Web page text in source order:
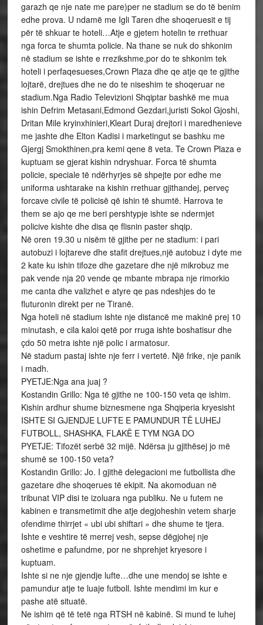
garazh qe nje nate me pare)per ne stadium se do të benim
edhe prova. U ndamë me Igli Taren dhe shoqeruesit e tij
për të shkuar te hoteli…Atje e gjetem hotelin te rrethuar
nga forca te shumta policie. Na thane se nuk do shkonim
në stadium se ishte e rrezikshme,por do te shkonim tek
hoteli i perfaqesueses,Crown Plaza dhe qe atje qe te gjithe
lojtarë, drejtues dhe ne do te niseshim te shoqeruar ne
stadium.Nga Radio Televizioni Shqiptar bashkë me mua
ishin Defrim Metasani,Edmond Gezdari,juristi Sokol Gjoshi,
Dritan Mile kryinxhinieri,Kleart Duraj drejtori i maredhenieve
me jashte dhe Elton Kadisi i marketingut se bashku me
Gjergj Smokthinen,pra kemi qene 8 veta. Te Crown Plaza e
kuptuam se gjerat kishin ndryshuar. Forca të shumta
policie, speciale të ndërhyrjes së shpejte por edhe me
uniforma ushtarake na kishin rrethuar gjithandej, perveç
forcave civile të policisë që ishin të shumtë. Harrova te
them se ajo qe me beri pershtypje ishte se ndermjet
policive kishte dhe disa qe flisnin paster shqip.
Në oren 19.30 u nisëm të gjithe per ne stadium: i pari
autobuzi i lojtareve dhe stafit drejtues,një autobuz i dyte me
2 kate ku ishin tifoze dhe gazetare dhe një mikrobuz me
pak vende nja 20 vende qe mbante mbrapa nje rimorkio
me canta dhe valizhet e atyre qe pas ndeshjes do te
fluturonin direkt per ne Tiranë.
Nga hoteli në stadium ishte nje distancë me makinë prej 10
minutash, e cila kaloi qetë por rruga ishte boshatisur dhe
çdo 50 metra ishte një polic i armatosur.
Në stadum pastaj ishte nje ferr i vertetë. Një frike, nje panik
i madh.
PYETJE:Nga ana juaj ?
Kostandin Grillo: Nga të gjithe ne 100-150 veta qe ishim.
Kishin ardhur shume biznesmene nga Shqiperia kryesisht
ISHTE SI GJENDJE LUFTE E PAMUNDUR TË LUHEJ
FUTBOLL, SHASHKA, FLAKË E TYM NGA DO
PYETJE: Tifozët serbë 32 mijë. Ndërsa ju gjithësej jo më
shumë se 100-150 veta?
Kostandin Grillo: Jo. I gjithë delegacioni me futbollista dhe
gazetare dhe shoqerues të ekipit. Na akomoduan në
tribunat VIP disi te izoluara nga publiku. Ne u futem ne
kabinen e transmetimit dhe atje degjoheshin vetem sharje
ofendime thirrjet « ubi ubi shiftari » dhe shume te tjera.
Ishte e veshtire të merrej vesh, sepse dëgjohej nje
oshetime e pafundme, por ne shprehjet kryesore i
kuptuam.
Ishte si ne nje gjendje lufte…dhe une mendoj se ishte e
pamundur atje te luaje futboll. Ishte mendimi im kur e
pashe atë situatë.
Ne ishim që të tetë nga RTSH në kabinë. Si mund te luhej